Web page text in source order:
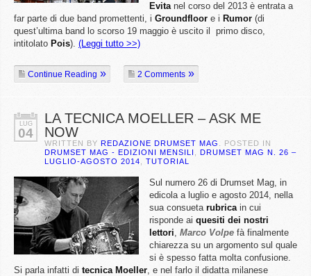
Evitanel corso del 2013 è entrata a
far parte di due band promettenti, i Groundfloor e i Rumor (di
quest’ultima band lo scorso 19 maggio è uscito il primo disco,
intitolato Pois). (Leggi tutto >>)
Continue Reading 2 Comments
LUG
04
LA TECNICA MOELLER – ASK ME
NOW
WRITTEN BY REDAZIONE DRUMSET MAG
. POSTED IN
DRUMSET MAG - EDIZIONI MENSILI
DRUMSET MAG N. 26 –
LUGLIO-AGOSTO 2014
TUTORIAL
Sul numero 26 di Drumset Mag, in
edicola a luglio e agosto 2014, nella
sua consueta rubricain cui
risponde ai quesiti dei nostri
lettori, Marco Volpe fà finalmente
chiarezza su un argomento sul quale
si è spesso fatta molta confusione.
Si parla infatti di tecnica Moeller, e nel farlo il didatta milanese